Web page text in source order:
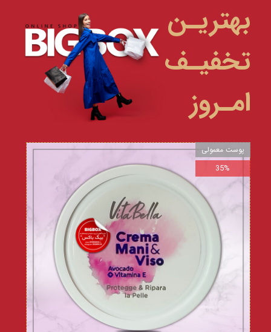
بهتریـن
تخفیـف
امـروز
پوست معمولی
35%